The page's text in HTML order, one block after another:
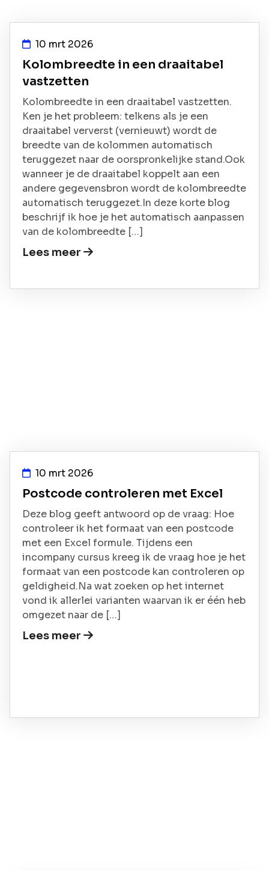
10 mrt 2026
Kolombreedte in een draaitabel
vastzetten
Kolombreedte in een draaitabel vastzetten.
Ken je het probleem: telkens als je een
draaitabel ververst (vernieuwt) wordt de
breedte van de kolommen automatisch
teruggezet naar de oorspronkelijke stand.Ook
wanneer je de draaitabel koppelt aan een
andere gegevensbron wordt de kolombreedte
automatisch teruggezet.In deze korte blog
beschrijf ik hoe je het automatisch aanpassen
van de kolombreedte […]
Lees meer
10 mrt 2026
Postcode controleren met Excel
Deze blog geeft antwoord op de vraag: Hoe
controleer ik het formaat van een postcode
met een Excel formule. Tijdens een
incompany cursus kreeg ik de vraag hoe je het
formaat van een postcode kan controleren op
geldigheid.Na wat zoeken op het internet
vond ik allerlei varianten waarvan ik er één heb
omgezet naar de […]
Lees meer